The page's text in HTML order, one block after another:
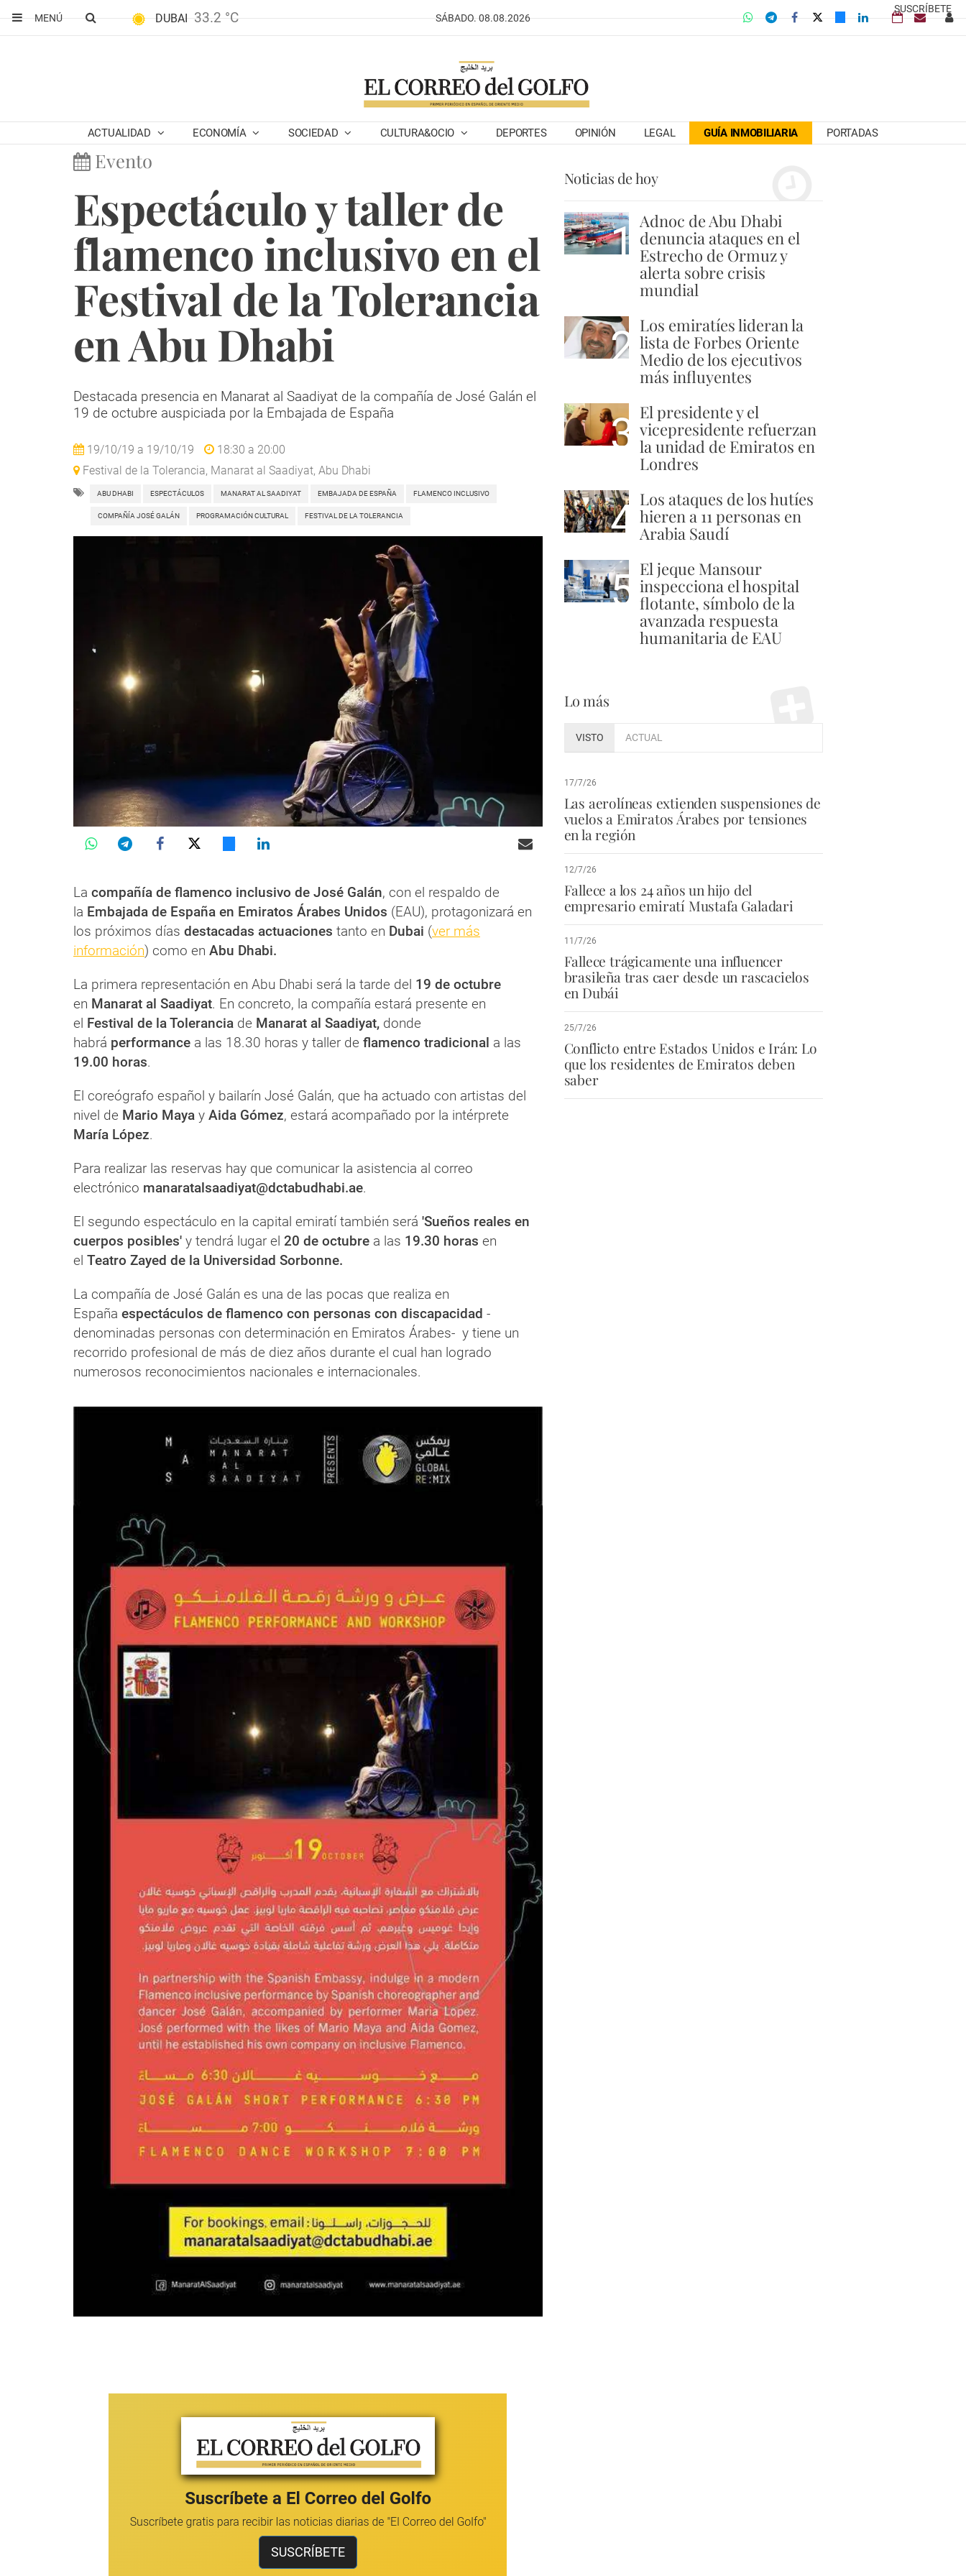
SUSCRÍBETE
MENÚ
DUBAI 33.2 °C SÁBADO. 08.08.2026
ACTUALIDAD ECONOMÍA SOCIEDAD CULTURA&OCIO DEPORTES OPINIÓN LEGAL GUÍA INMOBILIARIA PORTADAS
Evento
Espectáculo y taller de
flamenco inclusivo en el
Festival de la Tolerancia
en Abu Dhabi
Destacada presencia en Manarat al Saadiyat de la compañía de José Galán el
19 de octubre auspiciada por la Embajada de España
19/10/19 a 19/10/19 18:30 a 20:00
Festival de la Tolerancia, Manarat al Saadiyat, Abu Dhabi
ABU DHABI ESPECTÁCULOS MANARAT AL SAADIYAT EMBAJADA DE ESPAÑA FLAMENCO INCLUSIVO
COMPAÑÍA JOSÉ GALÁN PROGRAMACIÓN CULTURAL FESTIVAL DE LA TOLERANCIA
La compañía de flamenco inclusivo de José Galán, con el respaldo de
la Embajada de España en Emiratos Árabes Unidos (EAU), protagonizará en
los próximos días destacadas actuaciones tanto en Dubai (ver más
información) como en Abu Dhabi.
La primera representación en Abu Dhabi será la tarde del 19 de octubre
en Manarat al Saadiyat. En concreto, la compañía estará presente en
el Festival de la Tolerancia de Manarat al Saadiyat, donde
habrá performance a las 18.30 horas y taller de flamenco tradicional a las
19.00 horas.
El coreógrafo español y bailarín José Galán, que ha actuado con artistas del
nivel de Mario Maya y Aida Gómez, estará acompañado por la intérprete
María López.
Para realizar las reservas hay que comunicar la asistencia al correo
electrónico manaratalsaadiyat@dctabudhabi.ae.
El segundo espectáculo en la capital emiratí también será 'Sueños reales en
cuerpos posibles' y tendrá lugar el 20 de octubre a las 19.30 horas en
el Teatro Zayed de la Universidad Sorbonne.
La compañía de José Galán es una de las pocas que realiza en
España espectáculos de flamenco con personas con discapacidad -
denominadas personas con determinación en Emiratos Árabes- y tiene un
recorrido profesional de más de diez años durante el cual han logrado
numerosos reconocimientos nacionales e internacionales.
Noticias de hoy
1 Adnoc de Abu Dhabi
denuncia ataques en el
Estrecho de Ormuz y
alerta sobre crisis
mundial
2 Los emiratíes lideran la
lista de Forbes Oriente
Medio de los ejecutivos
más influyentes
3 El presidente y el
vicepresidente refuerzan
la unidad de Emiratos en
Londres
4 Los ataques de los hutíes
hieren a 11 personas en
Arabia Saudí
5 El jeque Mansour
inspecciona el hospital
flotante, símbolo de la
avanzada respuesta
humanitaria de EAU
Lo más
VISTO ACTUAL
17/7/26
Las aerolíneas extienden suspensiones de
vuelos a Emiratos Árabes por tensiones
en la región
12/7/26
Fallece a los 24 años un hijo del
empresario emiratí Mustafa Galadari
11/7/26
Fallece trágicamente una influencer
brasileña tras caer desde un rascacielos
en Dubái
25/7/26
Conflicto entre Estados Unidos e Irán: Lo
que los residentes de Emiratos deben
saber